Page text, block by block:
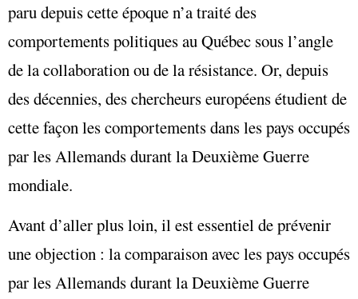
paru depuis cette époque n’a traité des
comportements politiques au Québec sous l’angle
de la collaboration ou de la résistance. Or, depuis
des décennies, des chercheurs européens étudient de
cette façon les comportements dans les pays occupés
par les Allemands durant la Deuxième Guerre
mondiale.
Avant d’aller plus loin, il est essentiel de prévenir
une objection : la comparaison avec les pays occupés
par les Allemands durant la Deuxième Guerre